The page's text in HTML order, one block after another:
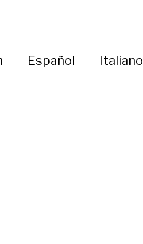
Español Italiano